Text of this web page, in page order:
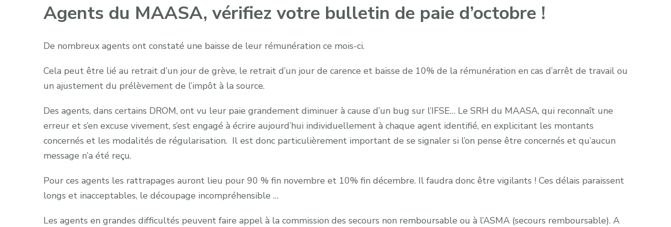
Agents du MAASA, vérifiez votre bulletin de paie d’octobre !
De nombreux agents ont constaté une baisse de leur rémunération ce mois-ci.
Cela peut être lié au retrait d’un jour de grève, le retrait d’un jour de carence et baisse de 10% de la rémunération en cas d’arrêt de travail ou
un ajustement du prélèvement de l’impôt à la source.
Des agents, dans certains DROM, ont vu leur paie grandement diminuer à cause d’un bug sur l’IFSE… Le SRH du MAASA, qui reconnaît une
erreur et s’en excuse vivement, s’est engagé à écrire aujourd’hui individuellement à chaque agent identifié, en explicitant les montants
concernés et les modalités de régularisation. Il est donc particulièrement important de se signaler si l’on pense être concernés et qu’aucun
message n’a été reçu.
Pour ces agents les rattrapages auront lieu pour 90 % fin novembre et 10% fin décembre. Il faudra donc être vigilants ! Ces délais paraissent
longs et inacceptables, le découpage incompréhensible …
Les agents en grandes difficultés peuvent faire appel à la commission des secours non remboursable ou à l’ASMA (secours remboursable). A